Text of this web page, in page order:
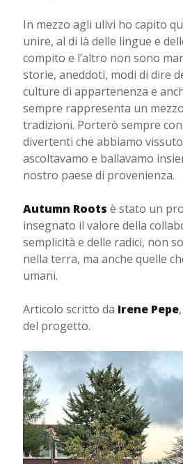
In mezzo agli ulivi ho capito
unire, al di là delle lingue e
compito e l’altro non sono
storie, aneddoti, modi di dire
culture di appartenenza e
sempre rappresenta un
tradizioni. Porterò sempre
divertenti che abbiamo
ascoltavamo e ballavamo
nostro paese di provenienza.
Autumn Roots è stato un
insegnato il valore della
semplicità e delle radici, non
nella terra, ma anche quelle
umani.
Articolo scritto da Irene Pepe
del progetto.